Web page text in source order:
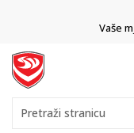
Vaše
Pretraži stranicu